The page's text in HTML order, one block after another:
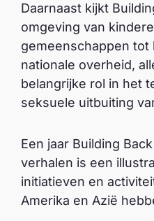
Daarnaast kijkt
omgeving van
gemeenschappen
nationale overheid,
belangrijke rol in het
seksuele uitbuiting
Een jaar Building
verhalen is een
initiatieven en
Amerika en Azië